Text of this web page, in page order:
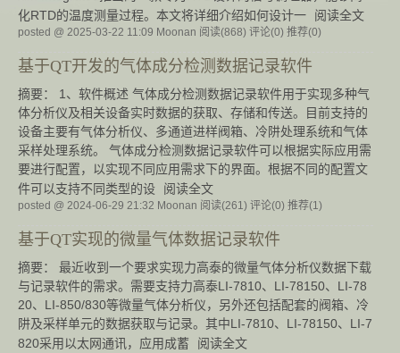
化RTD的温度测量过程。本文将详细介绍如何设计一
阅读全文
posted @ 2025-03-22 11:09 Moonan 阅读(868) 评论(0) 推荐(0)
基于QT开发的气体成分检测数据记录软件
摘要： 1、软件概述 气体成分检测数据记录软件用于实现多种气
体分析仪及相关设备实时数据的获取、存储和传送。目前支持的
设备主要有气体分析仪、多通道进样阀箱、冷阱处理系统和气体
采样处理系统。 气体成分检测数据记录软件可以根据实际应用需
要进行配置，以实现不同应用需求下的界面。根据不同的配置文
件可以支持不同类型的设
阅读全文
posted @ 2024-06-29 21:32 Moonan 阅读(261) 评论(0) 推荐(1)
基于QT实现的微量气体数据记录软件
摘要： 最近收到一个要求实现力高泰的微量气体分析仪数据下载
与记录软件的需求。需要支持力高泰LI-7810、LI-78150、LI-78
20、LI-850/830等微量气体分析仪，另外还包括配套的阀箱、冷
阱及采样单元的数据获取与记录。其中LI-7810、LI-78150、LI-7
820采用以太网通讯，应用成蓄
阅读全文